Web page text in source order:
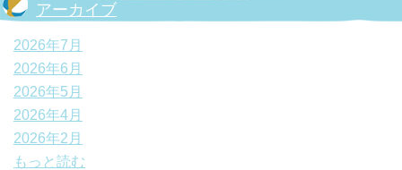
アーカイブ
2026年7月
2026年6月
2026年5月
2026年4月
2026年2月
もっと読む